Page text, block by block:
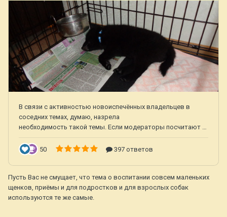
Пусть Вас не смущает, что тема о воспитании совсем маленьких
щенков, приёмы и для подростков и для взрослых собак
используются те же самые.